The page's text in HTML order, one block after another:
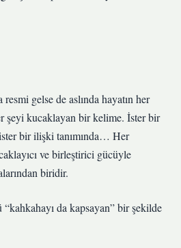
gelse de aslında hayatın her
şeyi kucaklayan bir kelime. İster bir
bir ilişki tanımında… Her
ve birleştirici gücüyle
biridir.
da kapsayan” bir şekilde